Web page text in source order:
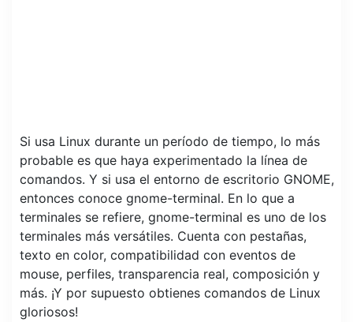
Si usa Linux durante un período de tiempo, lo más
probable es que haya experimentado la línea de
comandos. Y si usa el entorno de escritorio GNOME,
entonces conoce gnome-terminal. En lo que a
terminales se refiere, gnome-terminal es uno de los
terminales más versátiles. Cuenta con pestañas,
texto en color, compatibilidad con eventos de
mouse, perfiles, transparencia real, composición y
más. ¡Y por supuesto obtienes comandos de Linux
gloriosos!